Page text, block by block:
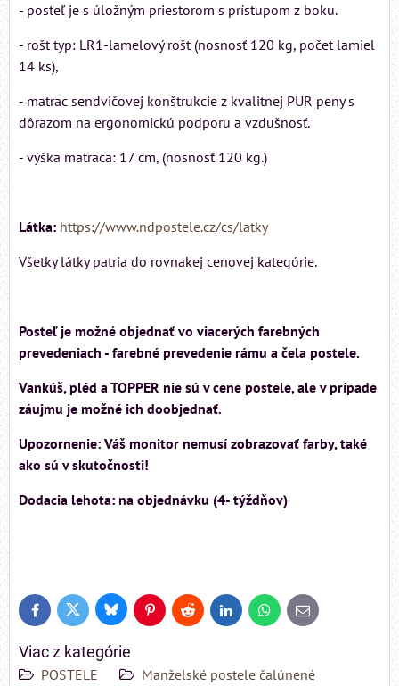
- posteľ je s úložným priestorom s prístupom z boku.
- rošt typ: LR1-lamelový rošt (nosnosť 120 kg, počet lamiel
14 ks),
- matrac sendvičovej konštrukcie z kvalitnej PUR peny s
dôrazom na ergonomickú podporu a vzdušnosť.
- výška matraca: 17 cm, (nosnosť 120 kg.)
Látka: https://www.ndpostele.cz/cs/latky
Všetky látky patria do rovnakej cenovej kategórie.
Posteľ je možné objednať vo viacerých farebných
prevedeniach - farebné prevedenie rámu a čela postele.
Vankúš, pléd a TOPPER nie sú v cene postele, ale v prípade
záujmu je možné ich doobjednať.
Upozornenie: Váš monitor nemusí zobrazovať farby, také
ako sú v skutočnosti!
Dodacia lehota: na objednávku (4- týždňov)
FacebookTwitter BlueskyPinterestReddit LinkedInWhatsApp
E-
mail
Viac z kategórie
POSTELE
Manželské postele čalúnené